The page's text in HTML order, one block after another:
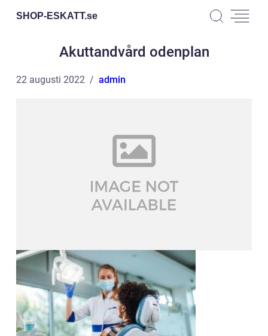
SHOP-ESKATT.se
Akuttandvård odenplan
22 augusti 2022 admin